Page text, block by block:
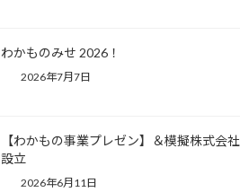
わかものみせ 2026！
2026年7月7日
【わかもの事業プレゼン】＆模擬株式会社
設立
2026年6月11日